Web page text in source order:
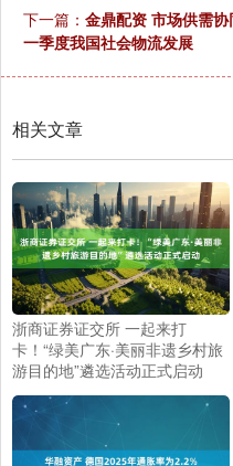
下一篇： 金鼎配资 市场供需
一季度我国社会物流发展
相关文章
浙商证券证交所 一起来打
卡！“绿美广东·美丽非遗乡村旅
游目的地”遴选活动正式启动